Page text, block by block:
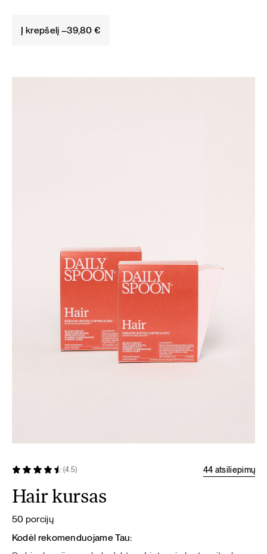
Į krepšelį –39,80€
(4.5) 44 atsiliepimų
Hair kursas
50 porcijų
Kodėl rekomenduojame Tau: